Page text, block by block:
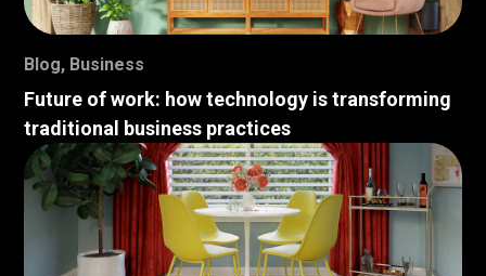
Blog, Business
Future of work: how technology is transforming
traditional business practices